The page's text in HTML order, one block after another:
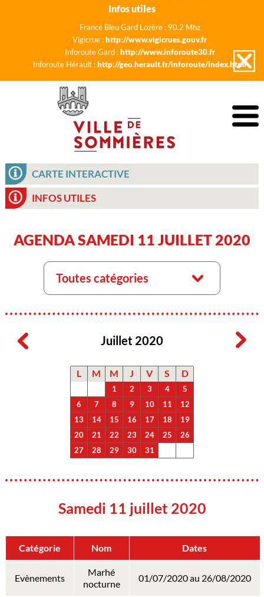
Infos utiles
France Bleu Gard Lozère : 90.2 Mhz
Vigicrue :http://www.vigicrues.gouv.fr
Inforoute Gard :http://www.inforoute30.fr
Inforoute Hérault :http://geo.herault.fr/inforoute/index.html
CARTE INTERACTIVE
INFOS UTILES
AGENDA SAMEDI 11 JUILLET 2020
Toutes catégories
Juillet 2020
L M M J V S D
1 2 3 4
5
6
7 8 9 10 11
12
13
14 15 16 17 18
19
20
21 22 23 24 25
26
27
28 29 30 31
Samedi 11 juillet 2020
Catégorie Nom Dates
Evènements
Marhé
nocturne
01/07/2020 au 26/08/2020